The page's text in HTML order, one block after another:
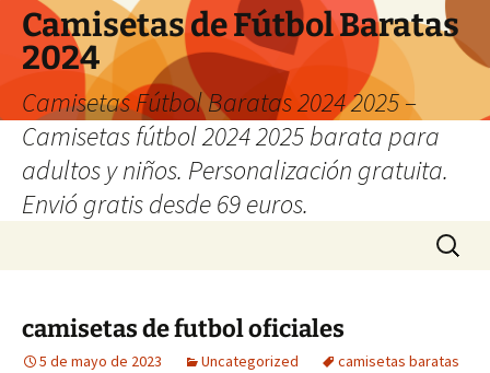
Camisetas de Fútbol Baratas
2024
Camisetas Fútbol Baratas 2024 2025 –
Camisetas fútbol 2024 2025 barata para
adultos y niños. Personalización gratuita.
Envió gratis desde 69 euros.
Buscar:
camisetas de futbol oficiales
5 de mayo de 2023 Uncategorized
camisetas baratas